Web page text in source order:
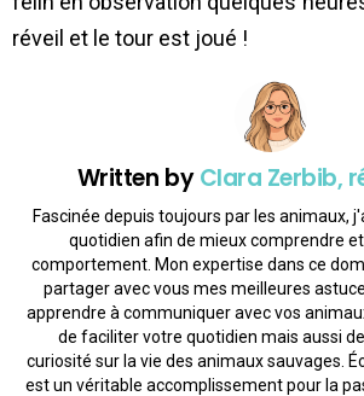
réveil et le tour est joué !
Written byClara Zerbib,
Fascinée depuis toujours par les animaux,
quotidien afin de mieux comprendre
comportement. Mon expertise dans ce
partager avec vous mes meilleures
apprendre à communiquer avec vos
de faciliter votre quotidien mais aussi
curiosité sur la vie des animaux sauvages.
est un véritable accomplissement pour la